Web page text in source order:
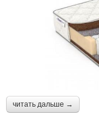
читать дальше →